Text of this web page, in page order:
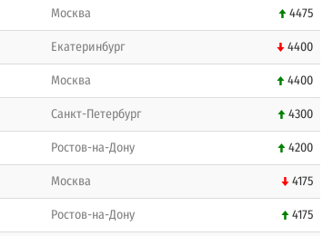
Москва 4475
Екатеринбург 4400
Москва 4400
Санкт-Петербург 4300
Ростов-на-Дону 4200
Москва 4175
Ростов-на-Дону 4175